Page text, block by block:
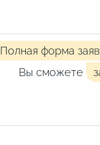
Полная форма
Вы сможете